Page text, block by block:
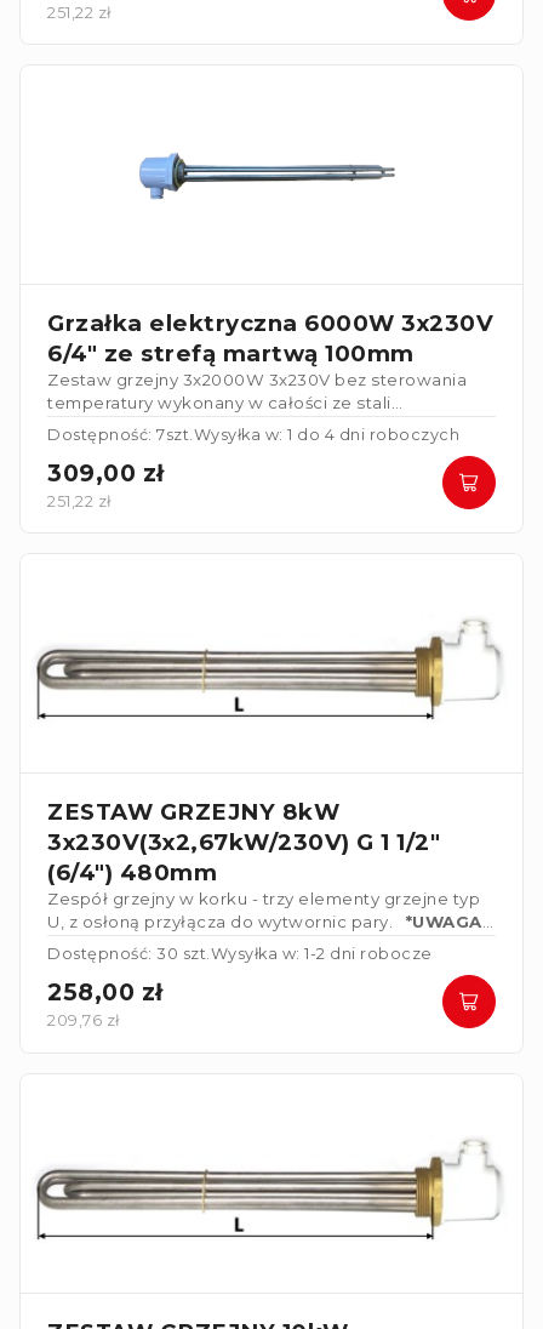
251,22 zł
Grzałka elektryczna 6000W 3x230V
6/4" ze strefą martwą 100mm
Zestaw grzejny 3x2000W 3x230V bez sterowania
temperatury wykonany w całości ze stali
nierdzewnej. Grzałka posiada strefę martwą
100mm
Dostępność: 7szt.Wysyłka w: 1 do 4 dni roboczych
309,00 zł
251,22 zł
ZESTAW GRZEJNY 8kW
3x230V(3x2,67kW/230V) G 1 1/2"
(6/4") 480mm
Zespół grzejny w korku - trzy elementy grzejne typ
U, z osłoną przyłącza do wytwornic pary.
*UWAGA*
Elementy grzejne połączone w gwiazdę 3x230V
Dostępność: 30 szt.Wysyłka w: 1-2 dni robocze
258,00 zł
209,76 zł